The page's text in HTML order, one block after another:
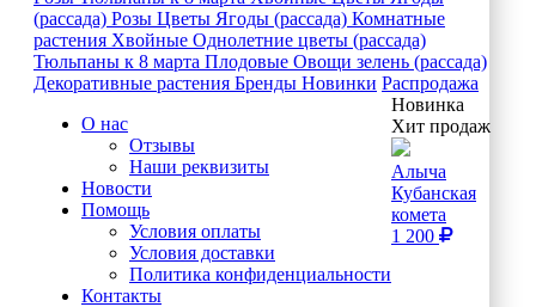
(рассада) Розы Цветы Ягоды (рассада) Комнатные
растения Хвойные Однолетние цветы (рассада)
Тюльпаны к 8 марта Плодовые Овощи зелень (рассада)
Декоративные растения Бренды Новинки Распродажа
О нас
Отзывы
Наши реквизиты
Новости
Помощь
Условия оплаты
Условия доставки
Политика конфиденциальности
Контакты
Новинка
Хит продаж
Алыча
Кубанская
комета
1 200